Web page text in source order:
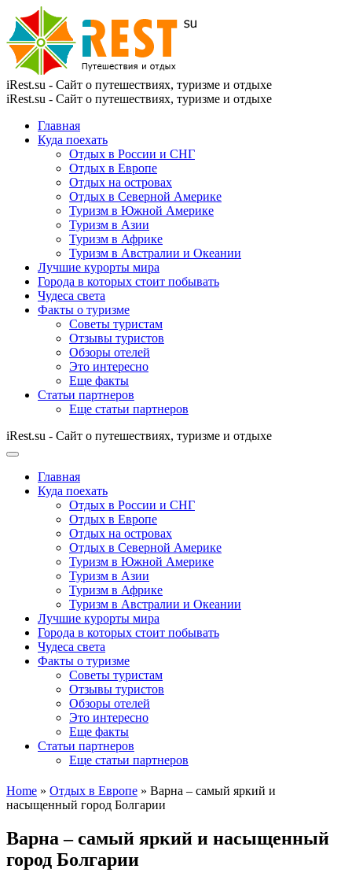
iRest.su - Сайт о путешествиях, туризме и отдыхе
iRest.su - Сайт о путешествиях, туризме и отдыхе
Главная
Куда поехать
Отдых в России и СНГ
Отдых в Европе
Отдых на островах
Отдых в Северной Америке
Туризм в Южной Америке
Туризм в Азии
Туризм в Африке
Туризм в Австралии и Океании
Лучшие курорты мира
Города в которых стоит побывать
Чудеса света
Факты о туризме
Советы туристам
Отзывы туристов
Обзоры отелей
Это интересно
Еще факты
Статьи партнеров
Еще статьи партнеров
iRest.su - Сайт о путешествиях, туризме и отдыхе
Главная
Куда поехать
Отдых в России и СНГ
Отдых в Европе
Отдых на островах
Отдых в Северной Америке
Туризм в Южной Америке
Туризм в Азии
Туризм в Африке
Туризм в Австралии и Океании
Лучшие курорты мира
Города в которых стоит побывать
Чудеса света
Факты о туризме
Советы туристам
Отзывы туристов
Обзоры отелей
Это интересно
Еще факты
Статьи партнеров
Еще статьи партнеров
Home » Отдых в Европе » Варна – самый яркий и
насыщенный город Болгарии
Варна – самый яркий и насыщенный
город Болгарии